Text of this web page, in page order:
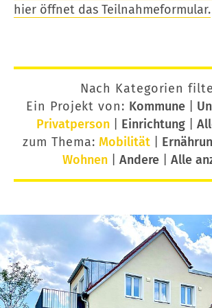
hier öffnet das Teilnahmeformular.
Nach Kategorien
Ein Projekt von: Kommune|
Privatperson| Einrichtung|
zum Thema: Mobilität
Wohnen| Andere| Alle